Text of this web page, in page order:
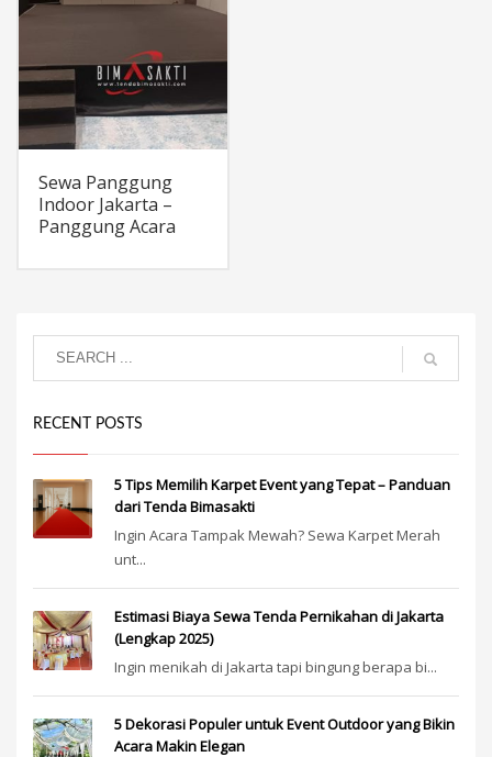
Sewa Panggung
Indoor Jakarta –
Panggung Acara
RECENT POSTS
5 Tips Memilih Karpet Event yang Tepat – Panduan
dari Tenda Bimasakti
Ingin Acara Tampak Mewah? Sewa Karpet Merah
unt...
Estimasi Biaya Sewa Tenda Pernikahan di Jakarta
(Lengkap 2025)
Ingin menikah di Jakarta tapi bingung berapa bi...
5 Dekorasi Populer untuk Event Outdoor yang Bikin
Acara Makin Elegan